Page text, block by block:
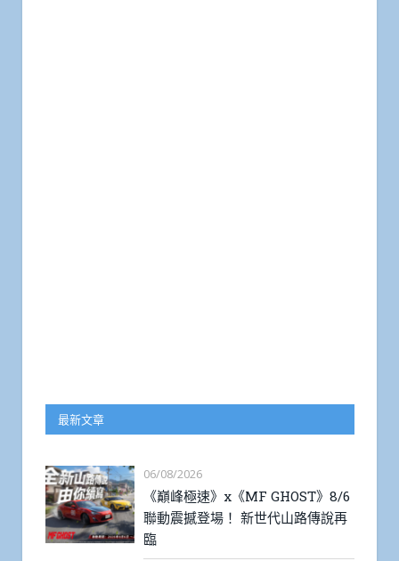
最新文章
06/08/2026
《巔峰極速》x《MF GHOST》8/6
聯動震撼登場！ 新世代山路傳說再
臨